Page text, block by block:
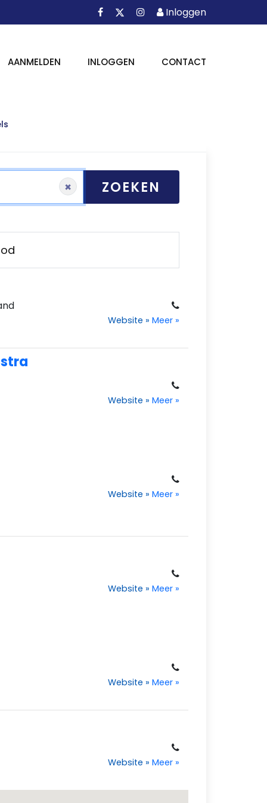
FacebookInstagram
Inloggen
Inloggen
AANMELDEN INLOGGEN CONTACT
× ZOEKEN
Website » Meer »
Website » Meer »
Website » Meer »
Website » Meer »
Website » Meer »
Website » Meer »